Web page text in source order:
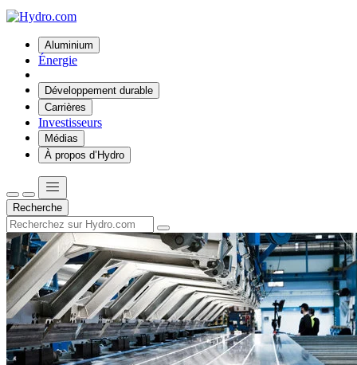
Aluminium
Énergie
Développement durable
Carrières
Investisseurs
Médias
À propos d’Hydro
Recherche